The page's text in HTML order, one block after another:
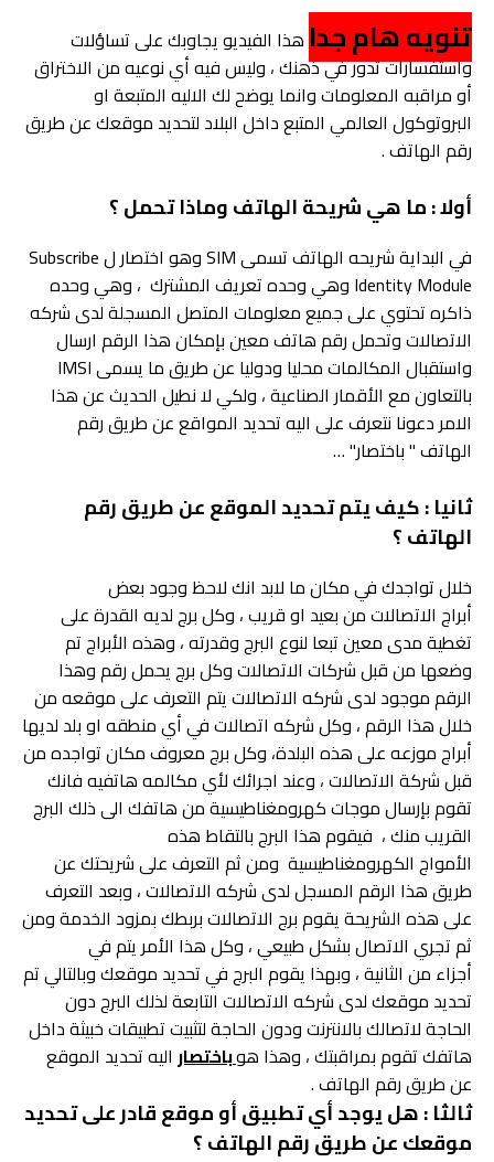
تنويه هام جدا هذا الفيديو يجاوبك على تساؤلات
واستفسارات تدور في ذهنك ، وليس فيه أي نوعيه من الاختراق
أو مراقبه المعلومات وانما يوضح لك الاليه المتبعة او
البروتوكول العالمي المتبع داخل البلاد لتحديد موقعك عن طريق
رقم الهاتف .
أولا : ما هي شريحة الهاتف وماذا تحمل ؟
في البداية شريحه الهاتف تسمى SIM وهو اختصار ل Subscribe
Identity Module وهي وحده تعريف المشترك ، وهي وحده
ذاكره تحتوي على جميع معلومات المتصل المسجلة لدى شركه
الاتصالات وتحمل رقم هاتف معين بإمكان هذا الرقم ارسال
واستقبال المكالمات محليا ودوليا عن طريق ما يسمى IMSI
بالتعاون مع الأقمار الصناعية ، ولكي لا نطيل الحديث عن هذا
الامر دعونا نتعرف على اليه تحديد المواقع عن طريق رقم
الهاتف " باختصار" …
ثانيا : كيف يتم تحديد الموقع عن طريق رقم
الهاتف ؟
خلال تواجدك في مكان ما لابد انك لاحظ وجود بعض
أبراج الاتصالات من بعيد او قريب ، وكل برج لديه القدرة على
تغطية مدى معين تبعا لنوع البرج وقدرته ، وهذه الأبراج تم
وضعها من قبل شركات الاتصالات وكل برج يحمل رقم وهذا
الرقم موجود لدى شركه الاتصالات يتم التعرف على موقعه من
خلال هذا الرقم ، وكل شركه اتصالات في أي منطقه او بلد لديها
أبراج موزعه على هذه البلدة، وكل برج معروف مكان تواجده من
قبل شركة الاتصالات ، وعند اجرائك لأي مكالمه هاتفيه فانك
تقوم بإرسال موجات كهرومغناطيسية من هاتفك الى ذلك البرج
القريب منك ، فيقوم هذا البرج بالتقاط هذه
الأمواج الكهرومغناطيسية ومن ثم التعرف على شريحتك عن
طريق هذا الرقم المسجل لدى شركه الاتصالات ، وبعد التعرف
على هذه الشريحة يقوم برج الاتصالات بربطك بمزود الخدمة ومن
ثم تجري الاتصال بشكل طبيعي ، وكل هذا الأمر يتم في
أجزاء من الثانية ، وبهذا يقوم البرج في تحديد موقعك وبالتالي تم
تحديد موقعك لدى شركه الاتصالات التابعة لذلك البرج دون
الحاجة لاتصالك بالانترنت ودون الحاجة لتثبيت تطبيقات خبيثة داخل
هاتفك تقوم بمراقبتك ، وهذا هوباختصار اليه تحديد الموقع
عن طريق رقم الهاتف .
ثالثا : هل يوجد أي تطبيق أو موقع قادر على تحديد
موقعك عن طريق رقم الهاتف ؟